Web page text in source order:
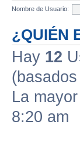
Nombre de Usuario:
¿QUIÉN
Hay 12
La
8:20 am